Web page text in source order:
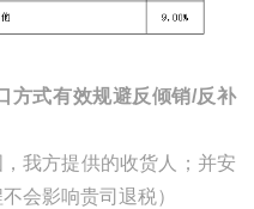
方式有效规避反倾销/反补
，我方提供的收货人；并安
会影响贵司退税）